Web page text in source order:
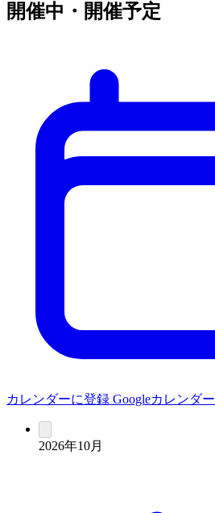
開催中・開催予定
カレンダーに登録 Googleカレンダー
2026年10月